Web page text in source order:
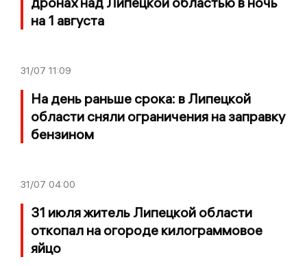
на 1 августа
31/07 11:09
На день раньше срока: в Липецкой
области сняли ограничения на заправку
бензином
31/07 04:00
31 июля житель Липецкой области
откопал на огороде килограммовое
яйцо